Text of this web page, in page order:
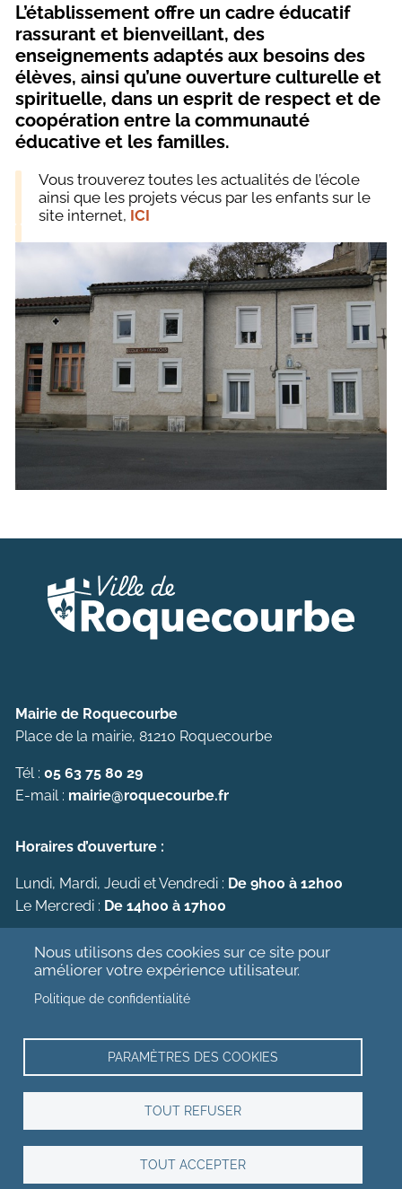
L’établissement offre un cadre éducatif
rassurant et bienveillant, des
enseignements adaptés aux besoins des
élèves, ainsi qu’une ouverture culturelle et
spirituelle, dans un esprit de respect et de
coopération entre la communauté
éducative et les familles.
Vous trouverez toutes les actualités de l’école
ainsi que les projets vécus par les enfants sur le
site internet, ICI
Nous utilisons des cookies sur ce site pour
améliorer votre expérience utilisateur.
Politique de confidentialité
PARAMÈTRES DES COOKIES
TOUT REFUSER
TOUT ACCEPTER
Mairie de Roquecourbe
Place de la mairie, 81210 Roquecourbe
Tél : 05 63 75 80 29
E-mail : mairie@roquecourbe.fr
Horaires d’ouverture :
Lundi, Mardi, Jeudi et Vendredi : De 9h00 à 12h00
Le Mercredi : De 14h00 à 17h00
Conditions d’utilisation et confidentialité
Déclaration d'accessibilité
Suivez nous sur Facebook :